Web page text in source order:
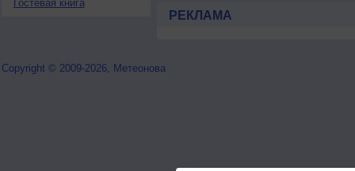
Гостевая книга
РЕКЛАМА
Copyright © 2009-2026, Метеонова